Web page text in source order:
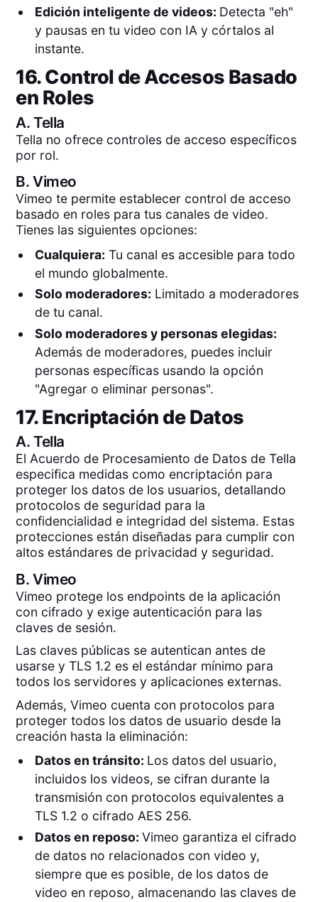
Edición inteligente de videos: Detecta "eh"
y pausas en tu video con IA y córtalos al
instante.
16. Control de Accesos Basado
en Roles
A.Tella
Tella no ofrece controles de acceso específicos
por rol.
B.Vimeo
Vimeo te permite establecer control de acceso
basado en roles para tus canales de video.
Tienes las siguientes opciones:
Cualquiera: Tu canal es accesible para todo
el mundo globalmente.
Solo moderadores: Limitado a moderadores
de tu canal.
Solo moderadores y personas elegidas:
Además de moderadores, puedes incluir
personas específicas usando la opción
"Agregar o eliminar personas".
17. Encriptación de Datos
A.Tella
El Acuerdo de Procesamiento de Datos de Tella
especifica medidas como encriptación para
proteger los datos de los usuarios, detallando
protocolos de seguridad para la
confidencialidad e integridad del sistema. Estas
protecciones están diseñadas para cumplir con
altos estándares de privacidad y seguridad.
B.Vimeo
Vimeo protege los endpoints de la aplicación
con cifrado y exige autenticación para las
claves de sesión.
Las claves públicas se autentican antes de
usarse y TLS 1.2 es el estándar mínimo para
todos los servidores y aplicaciones externas.
Además, Vimeo cuenta con protocolos para
proteger todos los datos de usuario desde la
creación hasta la eliminación:
Datos en tránsito: Los datos del usuario,
incluidos los videos, se cifran durante la
transmisión con protocolos equivalentes a
TLS 1.2 o cifrado AES 256.
Datos en reposo: Vimeo garantiza el cifrado
de datos no relacionados con video y,
siempre que es posible, de los datos de
video en reposo, almacenando las claves de